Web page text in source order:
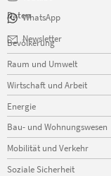
WhatsApp
Newsletter
Daten
Navigation
überspringen
Bevölkerung
Raum und Umwelt
Wirtschaft und Arbeit
Energie
Bau- und Wohnungswesen
Mobilität und Verkehr
Soziale Sicherheit